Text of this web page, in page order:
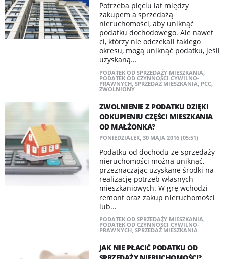
Potrzeba pięciu lat między
zakupem a sprzedażą
nieruchomości, aby uniknąć
podatku dochodowego. Ale nawet
ci, którzy nie odczekali takiego
okresu, mogą uniknąć podatku, jeśli
uzyskaną...
PODATEK OD SPRZEDAŻY MIESZKANIA,
PODATEK OD CZYNNOŚCI CYWILNO-
PRAWNYCH, SPRZEDAŻ MIESZKANIA, PCC,
ZWOLNIONY
ZWOLNIENIE Z PODATKU DZIĘKI
ODKUPIENIU CZĘŚCI MIESZKANIA
OD MAŁŻONKA?
PONIEDZIAŁEK, 30 MAJA 2016 (05:51)
Podatku od dochodu ze sprzedaży
nieruchomości można uniknąć,
przeznaczając uzyskane środki na
realizację potrzeb własnych
mieszkaniowych. W grę wchodzi
remont oraz zakup nieruchomości
lub...
PODATEK OD SPRZEDAŻY MIESZKANIA,
PODATEK OD CZYNNOŚCI CYWILNO-
PRAWNYCH, SPRZEDAŻ MIESZKANIA
JAK NIE PŁACIĆ PODATKU OD